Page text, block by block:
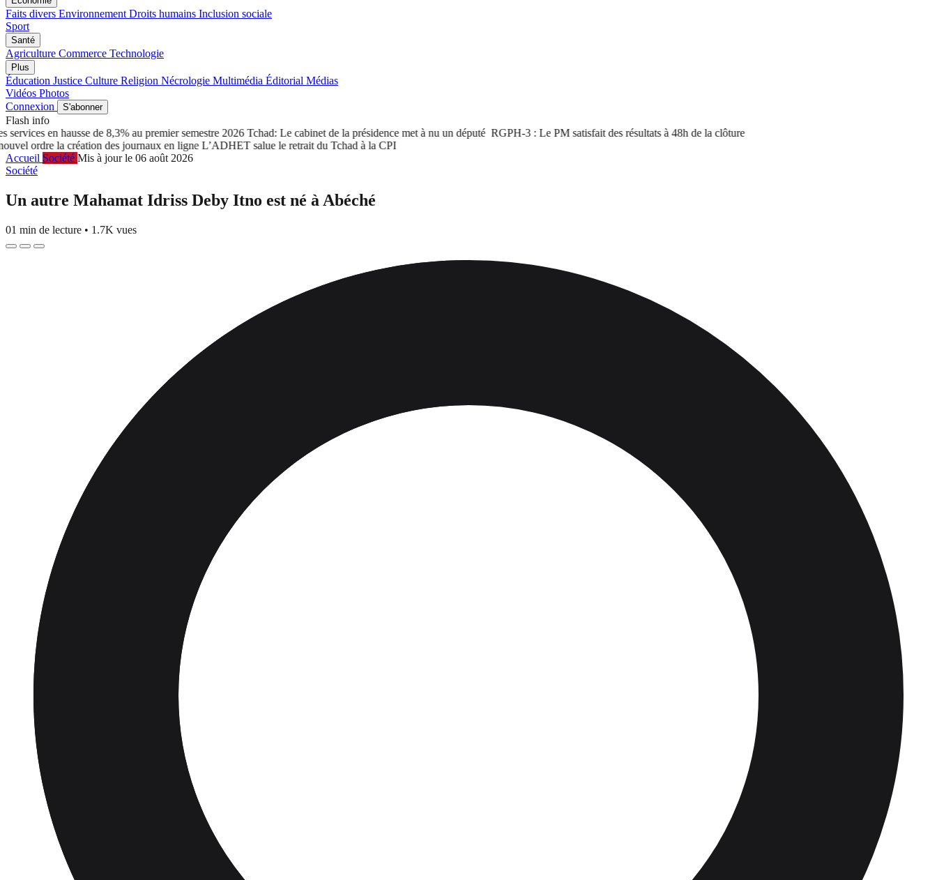
Faits divers Environnement Droits humains Inclusion sociale
Sport
Santé
Agriculture Commerce Technologie
Plus
Éducation Justice Culture Religion Nécrologie Multimédia Éditorial Médias
Vidéos Photos
Connexion
S'abonner
Flash info
en hausse de 8,3% au premier semestre 2026Tchad: Le cabinet de la présidence met à nu un députéRGPH-3 : Le PM satisfait des résultats à 48h de la clôture
ordre la création des journaux en ligneL’ADHET salue le retrait du Tchad à la CPI
Accueil Société Mis à jour le 06 août 2026
Société
Un autre Mahamat Idriss Deby Itno est né à Abéché
01 min de lecture • 1.7K vues